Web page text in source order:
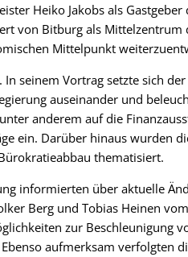
Heiko Jakobs als Gastgeber
von Bitburg als Mittelzentrum
Mittelpunkt
seinem Vortrag setzte sich der
auseinander und
anderem auf die
ein. Darüber hinaus wurden
thematisiert.
informierten über aktuelle
Berg und Tobias Heinen
zur Beschleunigung
aufmerksam verfolgten